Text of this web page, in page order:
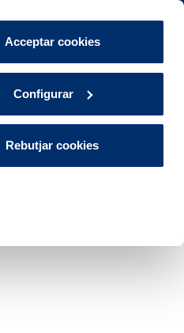
Acceptar cookies
Configurar
Rebutjar cookies
ES Àrea de Clients
Contacte